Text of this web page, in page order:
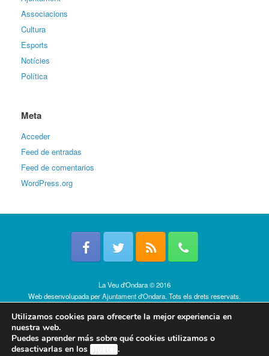
Associacions
Cultura
Esports
Notícies
Política
Meta
Acceder
Feed de entradas
Feed de comentarios
WordPress.org
La Veu d'Ondara © 2016
Web desenvolupada perAjuntament d'Ondara. Tots els drets reservats.
Utilizamos cookies para ofrecerte la mejor experiencia en
nuestra web.
Puedes aprender más sobre qué cookies utilizamos o
desactivarlas en los ajustes.